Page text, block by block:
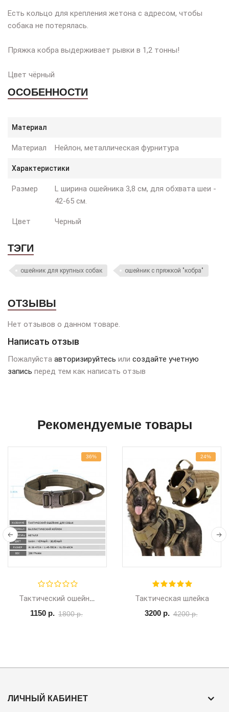
Есть кольцо для крепления жетона с адресом, чтобы
собака не потерялась.
Пряжка кобра выдерживает рывки в 1,2 тонны!
Цвет чёрный
ОСОБЕННОСТИ
Материал
Материал Нейлон, металлическая фурнитура
Характеристики
Размер
L ширина ошейника 3,8 см, для обхвата шеи -
42-65 см.
Цвет Черный
ТЭГИ
ошейник для крупных собак ошейник с пряжкой "кобра"
ОТЗЫВЫ
Нет отзывов о данном товаре.
Написать отзыв
Пожалуйста авторизируйтесь или создайте учетную
запись перед тем как написать отзыв
Рекомендуемые товары
36%
Тактический ошейник
1150 р. 1800 р.
24%
Тактическая шлейка
3200 р. 4200 р.
ЛИЧНЫЙ КАБИНЕТ